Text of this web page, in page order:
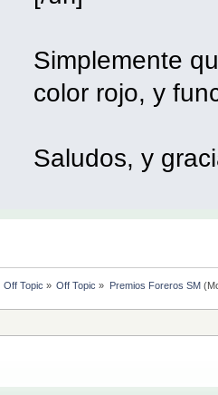
Simplemente
color rojo, y
Saludos, y
Off Topic » Off Topic » Premios Foreros SM